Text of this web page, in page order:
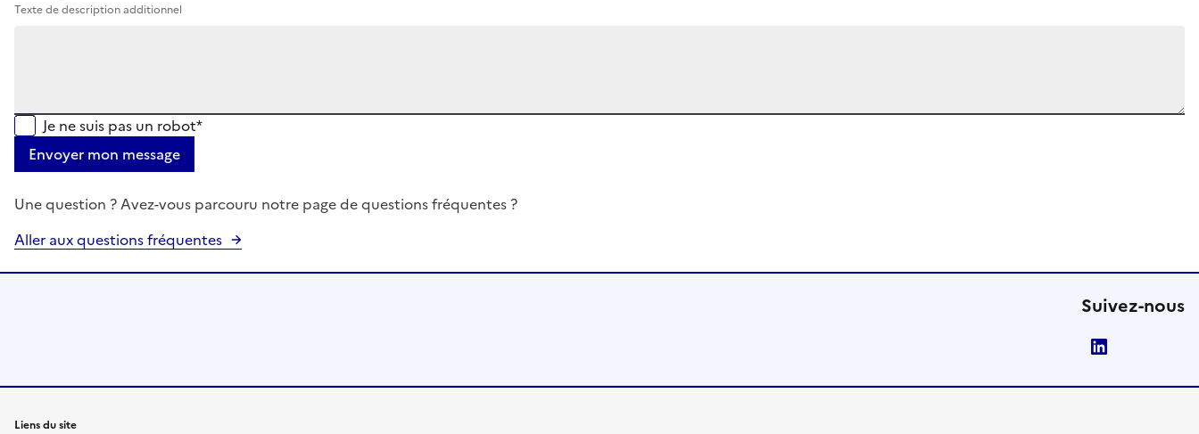
Texte de description additionnel
Je ne suis pas un robot*
Envoyer mon message
Une question ? Avez-vous parcouru notre page de questions fréquentes ?
Aller aux questions fréquentes
Suivez-nous
Liens du site